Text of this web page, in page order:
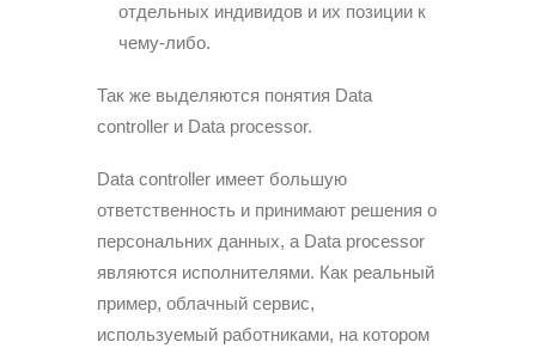
отдельных индивидов и их позиции к
чему-либо.
Так же выделяются понятия Data
controller и Data processor.
Data controller имеет большую
ответственность и принимают решения о
персональних данных, а Data processor
являются исполнителями. Как реальный
пример, облачный сервис,
используемый работниками, на котором